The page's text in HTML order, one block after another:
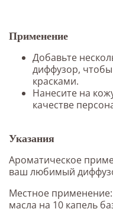
Применение
Добавьте
диффузор,
красками.
Нанесите на
качестве
Указания
Ароматическое
ваш любимый
Местное
масла на 10 капель